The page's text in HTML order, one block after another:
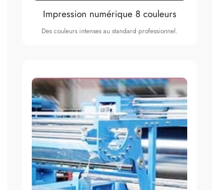
Impression numérique 8 couleurs
Des couleurs intenses au standard professionnel.